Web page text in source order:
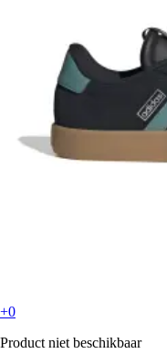
+0
Product niet beschikbaar